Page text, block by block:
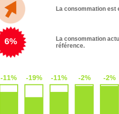
La consommation est
6%
La consommation
référence.